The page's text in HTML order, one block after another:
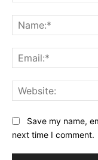
Save my name,
next time I comment.